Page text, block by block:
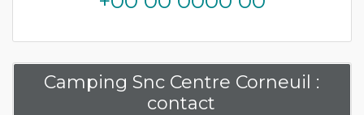
Camping Snc Centre Corneuil :
contact